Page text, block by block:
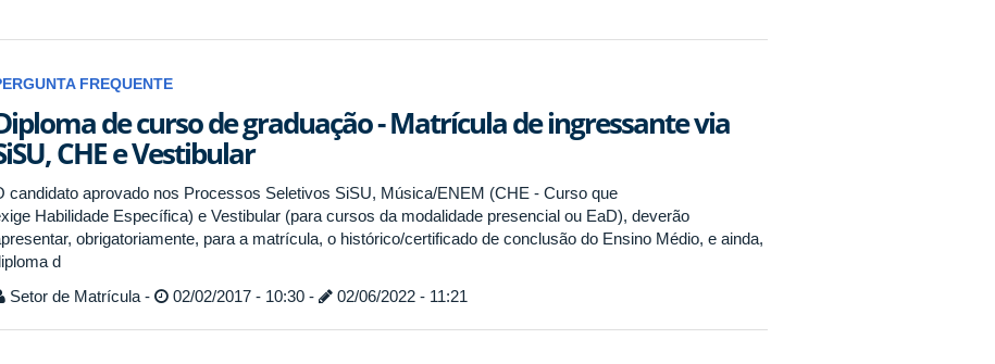
FREQUENTE
de curso de graduação - Matrícula de ingressante via
CHE e Vestibular
candidato aprovado nos Processos Seletivos SiSU, Música/ENEM (CHE - Curso que
Habilidade Específica) e Vestibular (para cursos da modalidade presencial ou EaD), deverão
obrigatoriamente, para a matrícula, o histórico/certificado de conclusão do Ensino Médio, e ainda,
d
Setor de Matrícula -
02/02/2017 - 10:30 - 02/06/2022 - 11:21